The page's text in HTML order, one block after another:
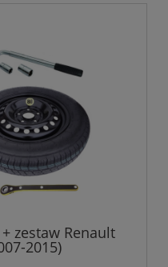
zestaw Renault
2015)